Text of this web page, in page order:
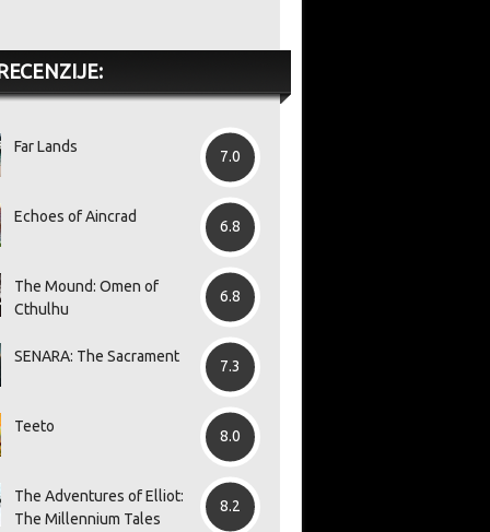
Ghost Recon Wildlands je
stigao na aktualne
Far Lands
7.0
Echoes of Aincrad
6.8
The Mound: Omen of
Cthulhu
6.8
SENARA: The Sacrament
7.3
Teeto
8.0
The Adventures of Elliot:
The Millennium Tales
8.2